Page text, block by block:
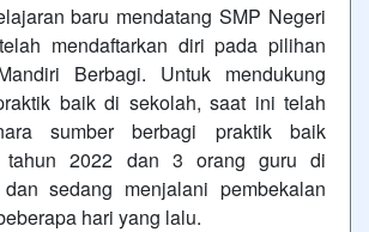
baru mendatang SMP Negeri
mendaftarkan diri pada pilihan
Berbagi. Untuk mendukung
baik di sekolah, saat ini telah
sumber berbagi praktik baik
tahun 2022 dan 3 orang guru di
sedang menjalani pembekalan
hari yang lalu.